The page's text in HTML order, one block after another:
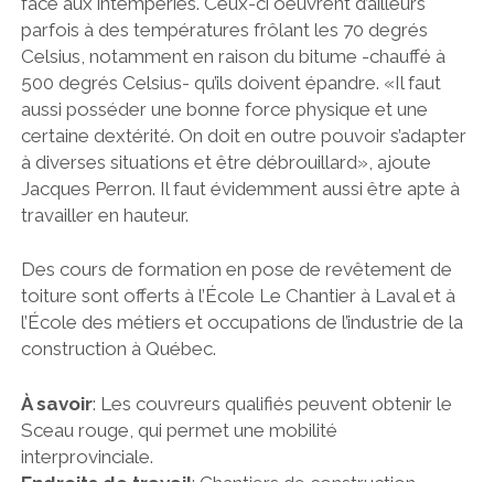
parfois à des températures frôlant les 70 degrés
Celsius, notamment en raison du bitume -chauffé à
500 degrés Celsius- qu’ils doivent épandre. «Il faut
aussi posséder une bonne force physique et une
certaine dextérité. On doit en outre pouvoir s’adapter
à diverses situations et être débrouillard», ajoute
Jacques Perron. Il faut évidemment aussi être apte à
travailler en hauteur.
Des cours de formation en pose de revêtement de
toiture sont offerts à l’École Le Chantier à Laval et à
l’École des métiers et occupations de l’industrie de la
construction à Québec.
À savoir: Les couvreurs qualifiés peuvent obtenir le
Sceau rouge, qui permet une mobilité
interprovinciale.